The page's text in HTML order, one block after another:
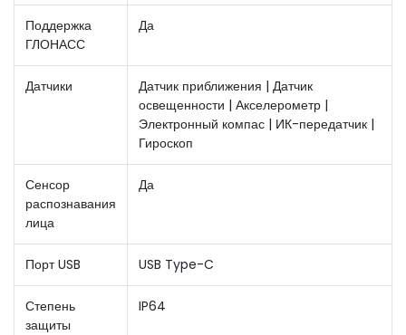
Поддержка
ГЛОНАСС
Да
Датчики
Датчик приближения | Датчик
освещенности | Акселерометр |
Электронный компас | ИК-передатчик |
Гироскоп
Сенсор
распознавания
лица
Да
Порт USB USB Type-C
Степень
защиты
IP64